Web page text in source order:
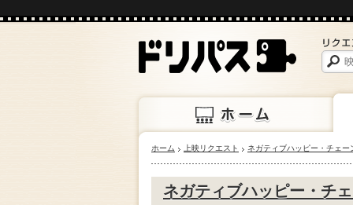
ホーム 上映
ホーム 上映リクエスト ネガティブハッピー・チェー
ネガティブハッピー・チ